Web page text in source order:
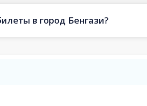
в город Бенгази?